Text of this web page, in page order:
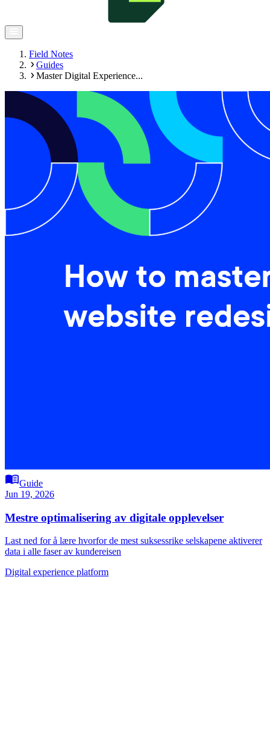
Field Notes
Guides
Master Digital Experience...
menu_bookGuide
Jun 19, 2026
Mestre optimalisering av digitale opplevelser
Last ned for å lære hvorfor de mest suksessrike selskapene aktiverer
data i alle faser av kundereisen
Digital experience platform